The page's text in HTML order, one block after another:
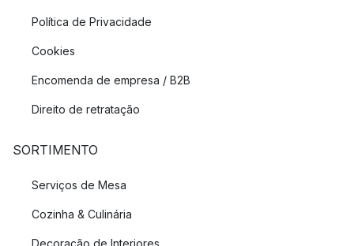
Política de Privacidade
Cookies
Encomenda de empresa / B2B
Direito de retratação
SORTIMENTO
Serviços de Mesa
Cozinha & Culinária
Decoração de Interiores